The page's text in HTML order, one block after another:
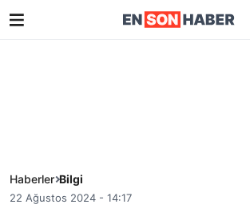
Haberler Bilgi
22 Ağustos 2024 - 14:17